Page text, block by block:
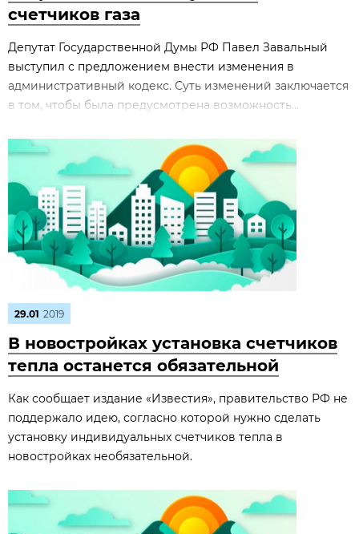
счетчиков газа
Депутат Государственной Думы РФ Павел Завальный
выступил с предложением внести изменения в
административный кодекс. Суть изменений заключается
в том, чтобы была предусмотрена возможность...
29.01 2019
В новостройках установка счетчиков
тепла останется обязательной
Как сообщает издание «Известия», правительство РФ не
поддержало идею, согласно которой нужно сделать
установку индивидуальных счетчиков тепла в
новостройках необязательной.